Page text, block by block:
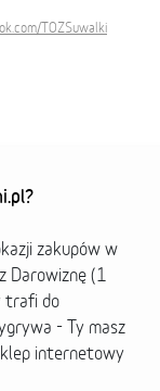
TOZSuwalki
zakupów w
Darowiznę (1
trafi do
- Ty masz
internetowy